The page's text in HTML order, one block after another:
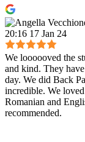
20:16 17 Jan 24
We loooooved the
and kind. They
day. We did Back
incredible. We
Romanian and
recommended.